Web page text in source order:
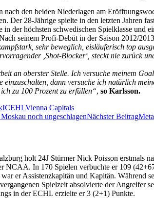
nach den beiden Niederlagen am
Der 28-Jährige spielte in den letzten Jahren
der höchsten schwedischen Spielklasse und
seinem Profi-Debüt in der Saison 2012/
sehr beweglich, eisläuferisch top
‚Shot-Blocker‘, steckt nie zurück
an oberster Stelle. Ich versuche meinem
einzuschalten, dann versuche ich natürlich
zu 100 Prozent zu erfüllen“, so Karlsson.
ICEHLVienna Capitals
noch ungeschlagenNächster Beitrag
holt 24J Stürmer Nick Poisson erstmals
NCAA. In 170 Spielen verbuchte er 109
er Assistenzkapitän und Kapitän. Während
Spielzeit absolvierte der Angreifer
in der ECHL erzielte er 3 (2+1) Punkte.